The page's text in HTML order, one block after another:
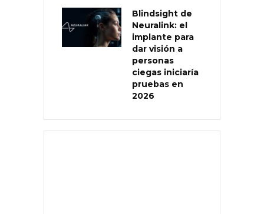
Blindsight de
Neuralink: el
implante para
dar visión a
personas
ciegas iniciaría
pruebas en
2026